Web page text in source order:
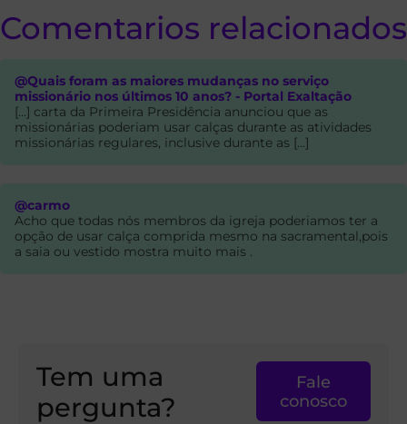
Comentarios relacionados
@Quais foram as maiores mudanças no serviço
missionário nos últimos 10 anos? - Portal Exaltação
[…] carta da Primeira Presidência anunciou que as
missionárias poderiam usar calças durante as atividades
missionárias regulares, inclusive durante as […]
@carmo
Acho que todas nós membros da igreja poderiamos ter a
opção de usar calça comprida mesmo na sacramental,pois
a saia ou vestido mostra muito mais .
Tem uma
pergunta?
Fale
conosco